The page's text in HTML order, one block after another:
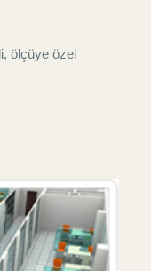
ölçüye özel